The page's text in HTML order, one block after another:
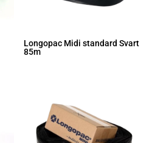
Longopac Midi standard Svart
85m